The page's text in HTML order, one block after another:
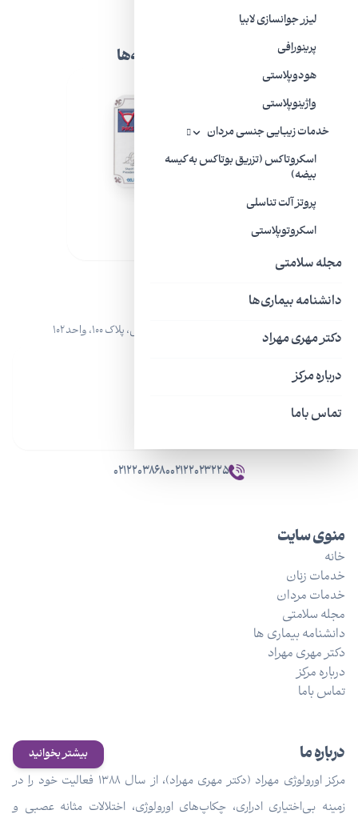
ليزر جوانسازی لابیا
پرینورافی
هودوپلاستی
واژینوپلاستی
خدمات زیبایی جنسی مردان
اسکروتاکس (تزریق بوتاکس به کیسه
بیضه)
پروتز آلت تناسلی
اسکروتوپلاستی
مجله سلامتی
دانشنامه بیماری‌ها
دکتر مهری مهراد
درباره مرکز
تماس باما
درباره ما بیشتر بخوانید
مرکز اورولوژی مهراد (دکتر مهری مهراد)، از سال ۱۳۸۸ فعالیت خود را در
زمینه بی‌اختیاری ادراری، چکاپ‌های اورولوژی، اختلالات مثانه عصبی و
منوی سایت
خانه
خدمات زنان
خدمات مردان
مجله سلامتی
دانشنامه بیماری ها
دکتر مهری مهراد
درباره مرکز
تماس باما
تهران، زعفرانیه، خیابان مقدس اردبیلی، پلاک ۱۰۰، واحد ۱۰۲
۰۲۱۲۲۰۲۳۲۲۵۰۲۱۲۲۰۳۸۶۸۰
مجوزها و گواهینامه‌ها